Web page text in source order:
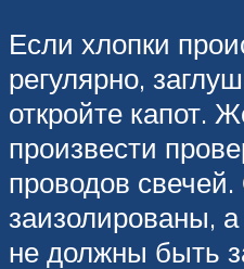
Если хлопки
регулярно,
откройте капот.
произвести
проводов
заизолированы,
не должны быть